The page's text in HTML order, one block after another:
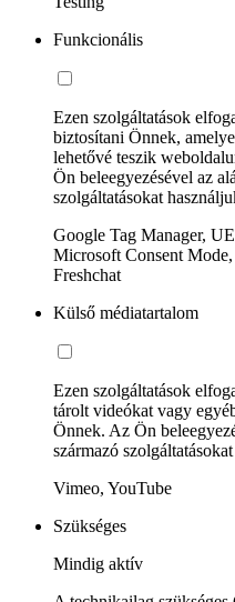
Funkcionális
Ezen szolgáltatások
biztosítani Önnek,
lehetővé teszik
Ön beleegyezésével az
szolgáltatásokat
Google Tag Manager,
Microsoft Consent
Freshchat
Külső médiatartalom
Ezen szolgáltatások
tárolt videókat vagy
Önnek. Az Ön
származó
Vimeo, YouTube
Szükséges
Mindig aktív